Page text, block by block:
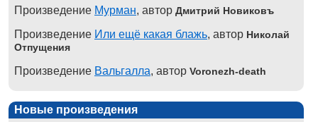
Произведение Мурман, автор Дмитрий Новиковъ
Произведение Или ещё какая блажь, автор Николай
Отпущения
Произведение Вальгалла, автор Voronezh-death
Новые произведения